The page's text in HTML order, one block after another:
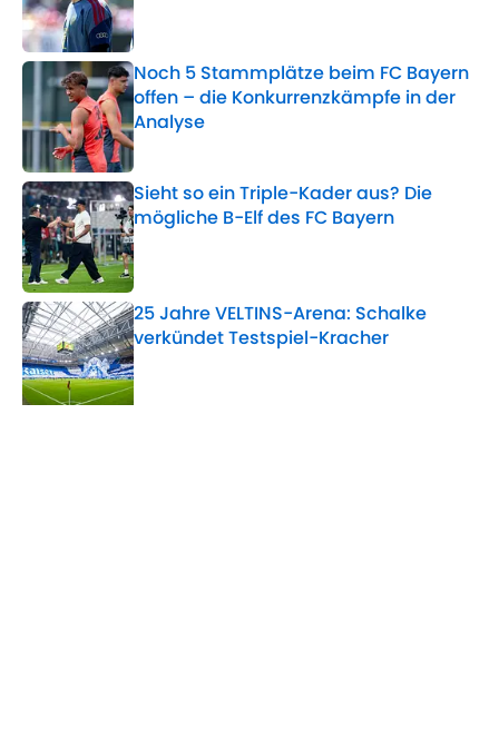
Noch 5 Stammplätze beim FC Bayern
offen – die Konkurrenzkämpfe in der
Analyse
Published by on Invalid Date
Sieht so ein Triple-Kader aus? Die
mögliche B-Elf des FC Bayern
Published by on Invalid Date
25 Jahre VELTINS-Arena: Schalke
verkündet Testspiel-Kracher
Published by on Invalid Date